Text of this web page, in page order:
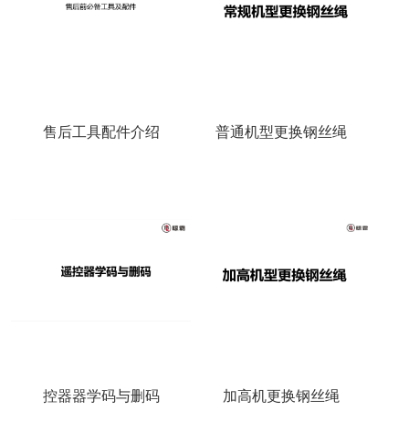
售后工具配件介绍 普通机型更换钢丝绳
控器器学码与删码 加高机更换钢丝绳